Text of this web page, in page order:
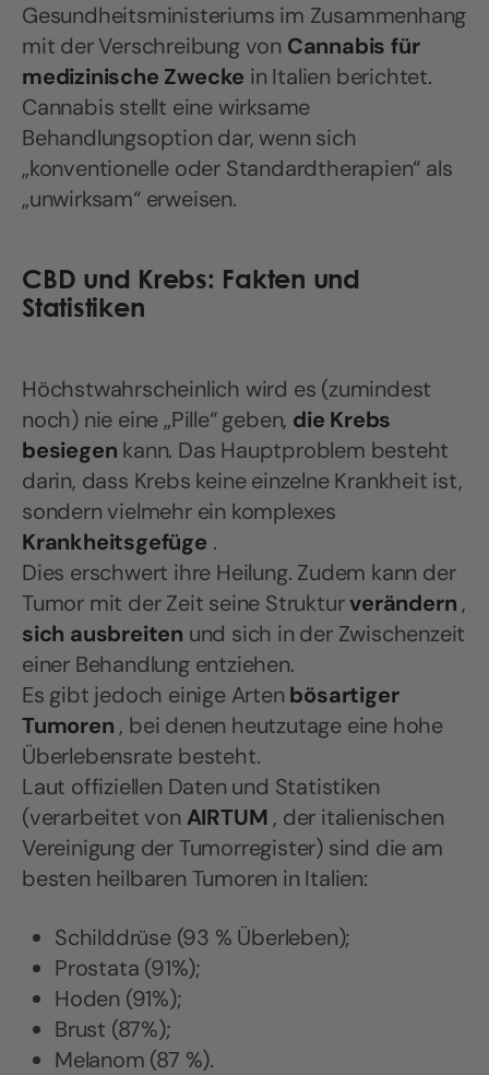
Gesundheitsministeriums im Zusammenhang
mit der Verschreibung von Cannabis für
medizinische Zwecke in Italien berichtet.
Cannabis stellt eine wirksame
Behandlungsoption dar, wenn sich
„konventionelle oder Standardtherapien“ als
„unwirksam“ erweisen.
CBD und Krebs: Fakten und
Statistiken
Höchstwahrscheinlich wird es (zumindest
noch) nie eine „Pille“ geben, die Krebs
besiegen kann. Das Hauptproblem besteht
darin, dass Krebs keine einzelne Krankheit ist,
sondern vielmehr ein komplexes
Krankheitsgefüge .
Dies erschwert ihre Heilung. Zudem kann der
Tumor mit der Zeit seine Strukturverändern ,
sich ausbreiten und sich in der Zwischenzeit
einer Behandlung entziehen.
Es gibt jedoch einige Arten bösartiger
Tumoren , bei denen heutzutage eine hohe
Überlebensrate besteht.
Laut offiziellen Daten und Statistiken
(verarbeitet von AIRTUM , der italienischen
Vereinigung der Tumorregister) sind die am
besten heilbaren Tumoren in Italien:
Schilddrüse (93 % Überleben);
Prostata (91%);
Hoden (91%);
Brust (87%);
Melanom (87 %).